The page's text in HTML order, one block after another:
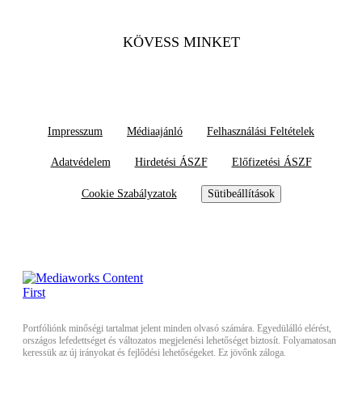
KÖVESS MINKET
Impresszum Médiaajánló Felhasználási Feltételek
Adatvédelem Hirdetési ÁSZF Előfizetési ÁSZF
Cookie Szabályzatok Sütibeállítások
Portfóliónk minőségi tartalmat jelent minden olvasó számára. Egyedülálló elérést,
országos lefedettséget és változatos megjelenési lehetőséget biztosít. Folyamatosan
keressük az új irányokat és fejlődési lehetőségeket. Ez jövőnk záloga.